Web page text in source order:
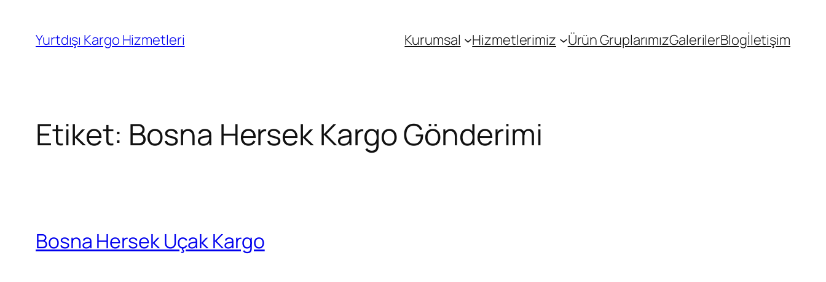
Yurtdışı Kargo Hizmetleri Kurumsal Hizmetlerimiz Ürün GruplarımızGalerilerBlogİletişim
Etiket: Bosna Hersek Kargo Gönderimi
Bosna Hersek Uçak Kargo